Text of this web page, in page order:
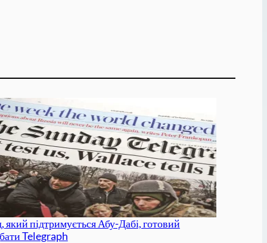
який підтримується Абу-Дабі, готовий
Telegraph